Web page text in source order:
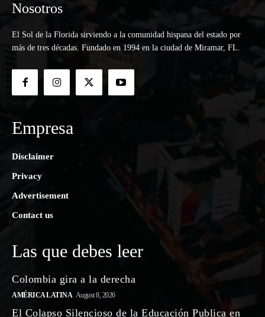
Nosotros
El Sol de la Florida sirviendo a la comunidad hispana del estado por
más de tres décadas. Fundado en 1994 en la ciudad de Miramar, FL.
Empresa
Disclaimer
Privacy
Advertisement
Contact us
Las que debes leer
Colombia gira a la derecha
AMÉRICA LATINA August 8, 2026
El Colapso Silencioso de la Educación Publica en